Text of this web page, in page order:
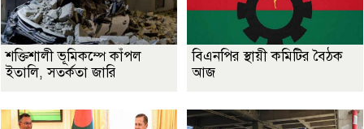
শক্তিশালী ভূমিকম্পে কাঁপল
ইতালি, সতর্কতা জারি
বিএনপির স্থায়ী কমিটির বৈঠক
আজ